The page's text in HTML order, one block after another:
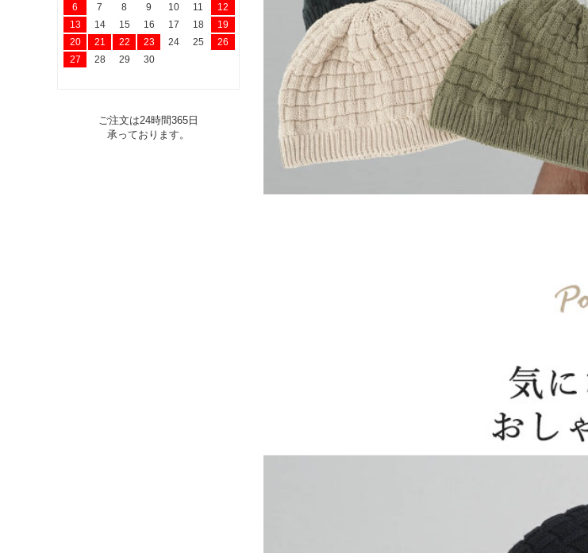
6
7 8 9 10 11
12
13
14 15 16 17 18
19
20
21 22 23 24 25
26
27
28 29 30
ご注文は24時間365日
承っております。